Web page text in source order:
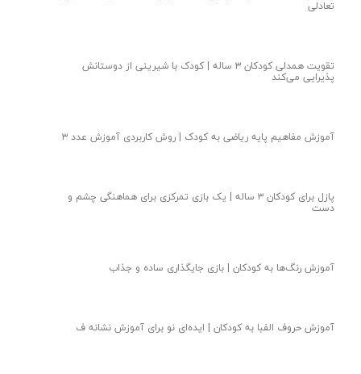
تعادلی
تقویت همدلی کودکان ۳ ساله | کودک با شیرینی از دوستانش
پذیرایی می‌کند
آموزش مفاهیم پایه ریاضی به کودک | روش کاربردی آموزش عدد ۳
پازل برای کودکان ۳ ساله | یک بازی تمرکزی برای هماهنگی چشم و
دست
آموزش رنگ‌ها به کودکان | بازی جایگذاری ساده و جذاب
آموزش حروف الفبا به کودکان | ایده‌ای نو‌ برای آموزش نشانه ف